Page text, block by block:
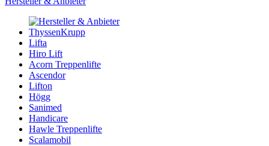
ThyssenKrupp
Lifta
Hiro Lift
Acorn Treppenlifte
Ascendor
Lifton
Högg
Sanimed
Handicare
Hawle Treppenlifte
Scalamobil